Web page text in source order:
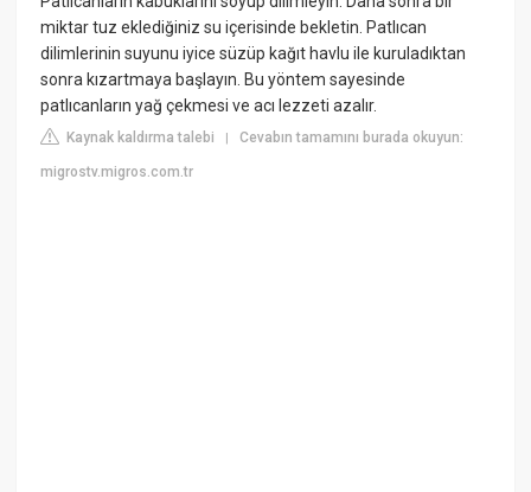
miktar tuz eklediğiniz su içerisinde bekletin. Patlıcan
dilimlerinin suyunu iyice süzüp kağıt havlu ile kuruladıktan
sonra kızartmaya başlayın. Bu yöntem sayesinde
patlıcanların yağ çekmesi ve acı lezzeti azalır.
Kaynak kaldırma talebi |Cevabın tamamını burada okuyun:
migrostv.migros.com.tr